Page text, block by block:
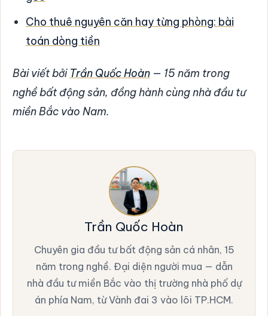
Cho thuê nguyên căn hay từng phòng: bài
toán dòng tiền
Bài viết bởi Trần Quốc Hoàn — 15 năm trong
nghề bất động sản, đồng hành cùng nhà đầu tư
miền Bắc vào Nam.
Trần Quốc Hoàn
Chuyên gia đầu tư bất động sản cá nhân, 15
năm trong nghề. Đại diện người mua — dẫn
nhà đầu tư miền Bắc vào thị trường nhà phố dự
án phía Nam, từ Vành đai 3 vào lõi TP.HCM.